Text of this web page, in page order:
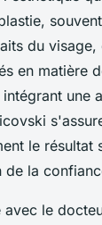
du
en matière
une
le résultat
de la
le